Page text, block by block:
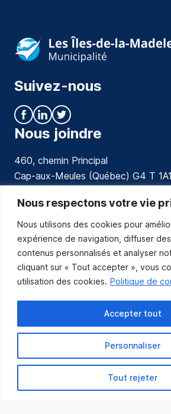
Nous respectons votre vie
Nous utilisons des cookies pour
expérience de navigation, diffuser
contenus personnalisés et analyser
cliquant sur « Tout accepter », vous
utilisation des cookies. Politique de
Personnaliser
Tout rejeter
Accepter tout
Suivez-nous
Nous joindre
460, chemin Principal
Cap-aux-Meules (Québec) G4 T 1A1
communications@muniles.ca
418 986-3100
Composez le 1 en tout temps pour
Abonnez-vous
Abonnez-vous pour recevoir
de la Municipalité par courriel.